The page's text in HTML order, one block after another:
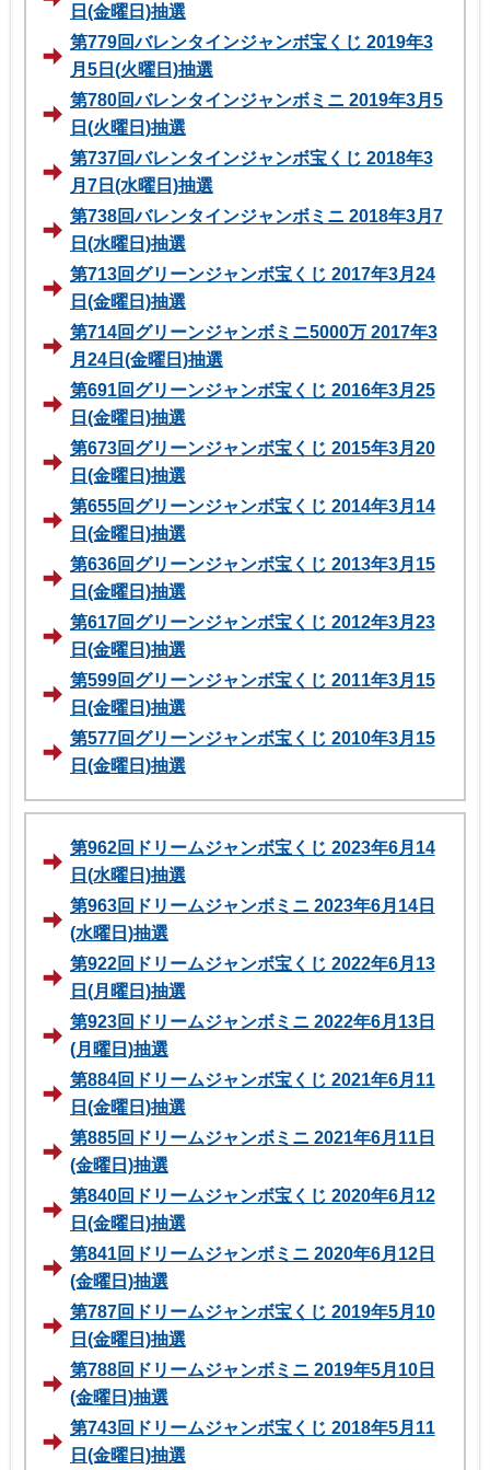
日(金曜日)抽選
第779回バレンタインジャンボ宝くじ 2019年3
月5日(火曜日)抽選
第780回バレンタインジャンボミニ 2019年3月5
日(火曜日)抽選
第737回バレンタインジャンボ宝くじ 2018年3
月7日(水曜日)抽選
第738回バレンタインジャンボミニ 2018年3月7
日(水曜日)抽選
第713回グリーンジャンボ宝くじ 2017年3月24
日(金曜日)抽選
第714回グリーンジャンボミニ5000万 2017年3
月24日(金曜日)抽選
第691回グリーンジャンボ宝くじ 2016年3月25
日(金曜日)抽選
第673回グリーンジャンボ宝くじ 2015年3月20
日(金曜日)抽選
第655回グリーンジャンボ宝くじ 2014年3月14
日(金曜日)抽選
第636回グリーンジャンボ宝くじ 2013年3月15
日(金曜日)抽選
第617回グリーンジャンボ宝くじ 2012年3月23
日(金曜日)抽選
第599回グリーンジャンボ宝くじ 2011年3月15
日(金曜日)抽選
第577回グリーンジャンボ宝くじ 2010年3月15
日(金曜日)抽選
第962回ドリームジャンボ宝くじ 2023年6月14
日(水曜日)抽選
第963回ドリームジャンボミニ 2023年6月14日
(水曜日)抽選
第922回ドリームジャンボ宝くじ 2022年6月13
日(月曜日)抽選
第923回ドリームジャンボミニ 2022年6月13日
(月曜日)抽選
第884回ドリームジャンボ宝くじ 2021年6月11
日(金曜日)抽選
第885回ドリームジャンボミニ 2021年6月11日
(金曜日)抽選
第840回ドリームジャンボ宝くじ 2020年6月12
日(金曜日)抽選
第841回ドリームジャンボミニ 2020年6月12日
(金曜日)抽選
第787回ドリームジャンボ宝くじ 2019年5月10
日(金曜日)抽選
第788回ドリームジャンボミニ 2019年5月10日
(金曜日)抽選
第743回ドリームジャンボ宝くじ 2018年5月11
日(金曜日)抽選